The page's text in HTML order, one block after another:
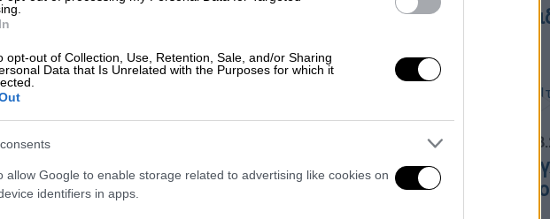
opt-out of Collection, Use, Retention, Sale, and/or Sharing
Data that Is Unrelated with the Purposes for which it
allow Google to enable storage related to advertising like cookies on
identifiers in apps.
Lifestyle|19.11.2019 13:44
Ο ηθοποιός Αλέξανδρος
Λογοθέτης «αδειάζει» τη Nielsen -
Αμφισβητεί τα ποσοστά
Κεντρικό δελτίο
ΑΠΟΣΠΑΣΜΑΤΑ...
Εξονυχιστικοί
ταξιδιωτών από